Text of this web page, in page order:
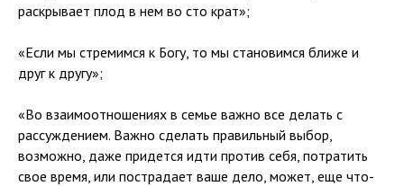
раскрывает плод в нем во сто крат»;
«Если мы стремимся к Богу, то мы становимся ближе и
друг к другу»;
«Во взаимоотношениях в семье важно все делать с
рассуждением. Важно сделать правильный выбор,
возможно, даже придется идти против себя, потратить
свое время, или пострадает ваше дело, может, еще что-